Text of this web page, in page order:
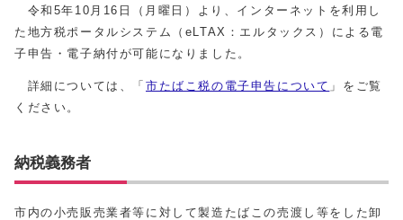
令和5年10月16日（月曜日）より、インターネットを利用し
た地方税ポータルシステム（eLTAX：エルタックス）による電
子申告・電子納付が可能になりました。
詳細については、「 市たばこ税の電子申告について 」をご覧
ください。
納税義務者
市内の小売販売業者等に対して製造たばこの売渡し等をした卸